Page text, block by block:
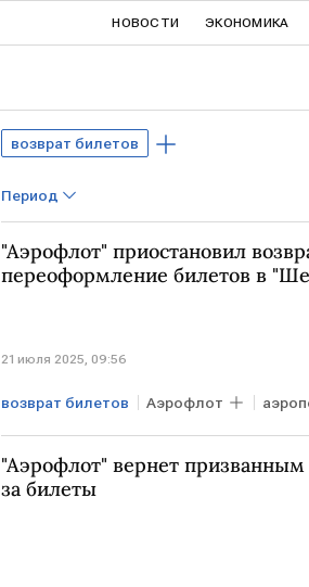
НОВОСТИ ЭКОНОМИКА
возврат билетов
Период
"Аэрофлот" приостановил
переоформление билетов в
21 июля 2025, 09:56
возврат билетов Аэрофлот
авиабилеты
"Аэрофлот" вернет
за билеты